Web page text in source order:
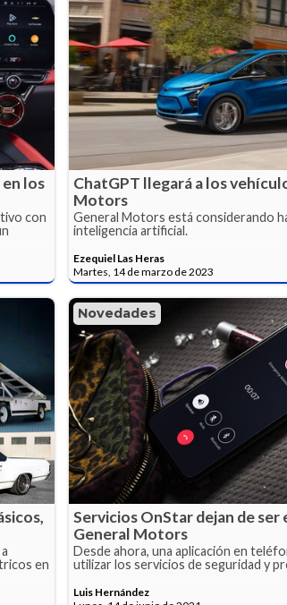
los
con
ChatGPT llegará a los
Motors
General Motors está considerando
inteligencia artificial.
Ezequiel Las Heras
Martes, 14 de marzo de 2023
en
Novedades
Servicios OnStar dejan de ser
General Motors
Desde ahora, una aplicación en
utilizar los servicios de seguridad y
Luis Hernández